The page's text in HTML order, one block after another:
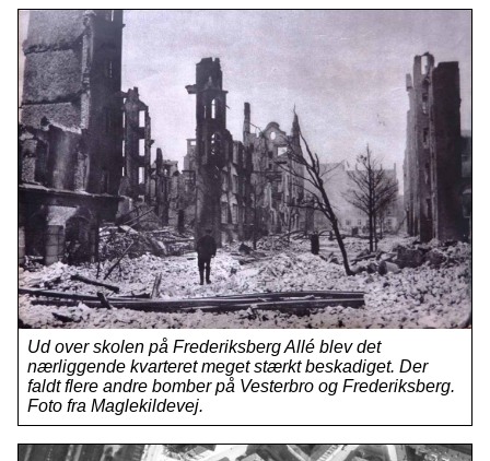
Ud over skolen på Frederiksberg Allé blev det
nærliggende kvarteret meget stærkt beskadiget. Der
faldt flere andre bomber på Vesterbro og Frederiksberg.
Foto fra Maglekildevej.